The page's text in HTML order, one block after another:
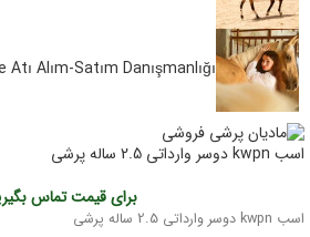
Alım-Satım Danışmanlığı
اسب kwpn دوسر وارداتی 2.5 ساله پرشی
برای قیمت تماس
اسب kwpn دوسر وارداتی 2.5 ساله پرشی